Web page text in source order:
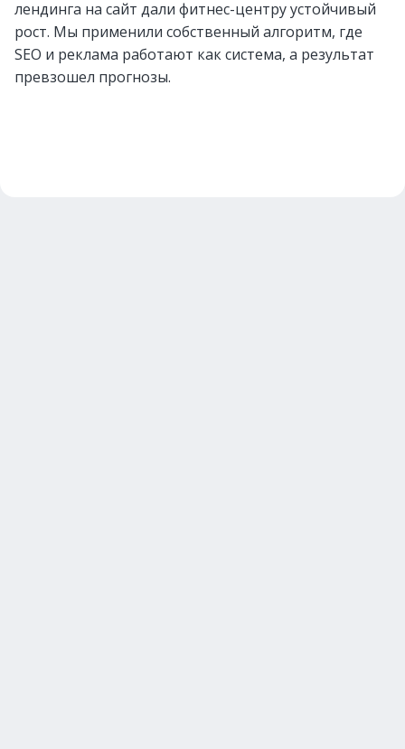
лендинга на сайт дали фитнес-центру устойчивый
рост. Мы применили собственный алгоритм, где
SEO и реклама работают как система, а результат
превзошел прогнозы.